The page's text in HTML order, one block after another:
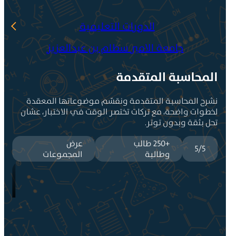
الدورات التعليمية
جامعة الامير سطام بن عبدالعزيز
المتقدمة
المحاسبة المتقدمة ونقسّم موضوعاتها المعقدة
واضحة، مع تركات تختصر الوقت في الاختبار، عشان
بثقة وبدون توتر.
5/5
+250 طالب
وطالبة
عرض
المجموعات